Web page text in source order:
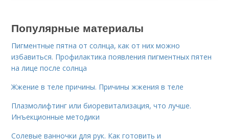
Популярные материалы
Пигментные пятна от солнца, как от них можно
избавиться. Профилактика появления пигментных пятен
на лице после солнца
Жжение в теле причины. Причины жжения в теле
Плазмолифтинг или биоревитализация, что лучше.
Инъекционные методики
Солевые ванночки для рук. Как готовить и